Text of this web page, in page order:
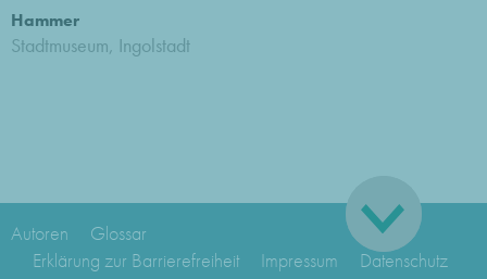
Hammer
Stadtmuseum, Ingolstadt
Autoren
Glossar
Erklärung zur Barrierefreiheit
Impressum
Datenschutz